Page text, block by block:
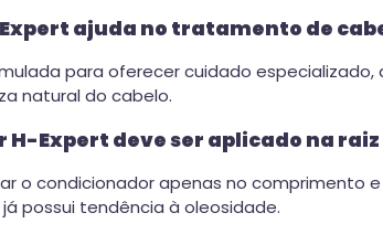
ajuda no tratamento de
para oferecer cuidado
natural do cabelo.
H-Expert deve ser aplicado na raiz
o condicionador apenas no comprimento
possui tendência à oleosidade.